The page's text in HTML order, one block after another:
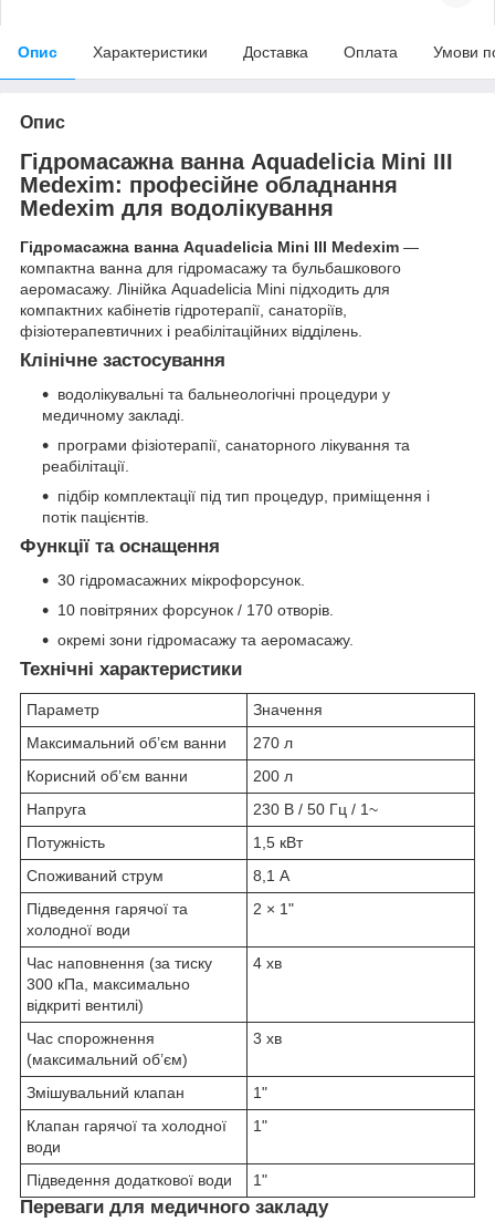
Опис Характеристики Доставка Оплата Умови
Опис
Гідромасажна ванна Aquadelicia Mini III
Medexim: професійне обладнання
Medexim для водолікування
Гідромасажна ванна Aquadelicia Mini III Medexim —
компактна ванна для гідромасажу та бульбашкового
аеромасажу. Лінійка Aquadelicia Mini підходить для
компактних кабінетів гідротерапії, санаторіїв,
фізіотерапевтичних і реабілітаційних відділень.
Клінічне застосування
водолікувальні та бальнеологічні процедури у
медичному закладі.
програми фізіотерапії, санаторного лікування та
реабілітації.
підбір комплектації під тип процедур, приміщення і
потік пацієнтів.
Функції та оснащення
30 гідромасажних мікрофорсунок.
10 повітряних форсунок / 170 отворів.
окремі зони гідромасажу та аеромасажу.
Технічні характеристики
Параметр
Значення
Максимальний об’єм ванни
270 л
Корисний об’єм ванни
200 л
Напруга
230 В / 50 Гц / 1~
Потужність
1,5 кВт
Споживаний струм
8,1 А
Підведення гарячої та
холодної води
2 × 1"
Час наповнення (за тиску
300 кПа, максимально
відкриті вентилі)
4 хв
Час спорожнення
(максимальний об’єм)
3 хв
Змішувальний клапан
1"
Клапан гарячої та холодної
води
1"
Підведення додаткової води 1"
Переваги для медичного закладу